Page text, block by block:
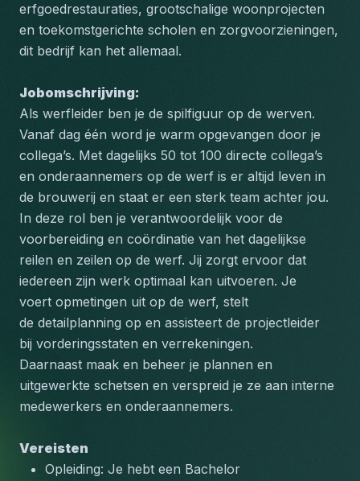
erfgoedrestauraties, grootschalige woonprojecten
en toekomstgerichte scholen en zorgvoorzieningen,
dit bedrijf kan het allemaal.
Jobomschrijving:
Als werfleider ben je de spilfiguur op de werven.
Vanaf dag één word je warm opgevangen door je
collega’s. Met dagelijks 50 tot 100 directe collega’s
en onderaannemers op de werf is er altijd leven in
de brouwerij en staat er een sterk team achter jou.
In deze rol ben je verantwoordelijk voor de
voorbereiding en coördinatie van het dagelijkse
reilen en zeilen op de werf. Jij zorgt ervoor dat
iedereen zijn werk optimaal kan uitvoeren. Je
voert opmetingen uit op de werf, stelt
de detailplanning op en assisteert de projectleider
bij vorderingsstaten en verrekeningen.
Daarnaast maak en beheer je plannen en
uitgewerkte schetsen en verspreid je ze aan interne
medewerkers en onderaannemers.
Vereisten
Opleiding: Je hebt een Bachelor